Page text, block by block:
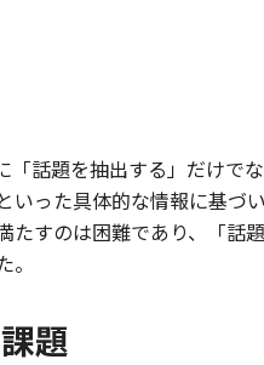
話題を抽出する」だけ
った具体的な情報に基づ
たすのは困難であり、「
題